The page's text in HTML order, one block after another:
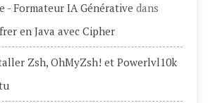
- Formateur IA Générative dans
en Java avec Cipher
Zsh, OhMyZsh! et Powerlvl10k